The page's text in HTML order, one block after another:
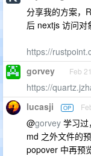
分享我的方案，
后 nextjs 访问对
https://
gorvey Feb
https://
lucasji OP
@gorvey 学习
md 之外文件的
popover 中再预